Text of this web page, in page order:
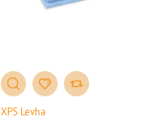
XPS Levha